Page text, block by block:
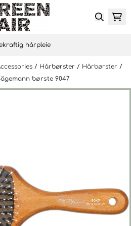
hårpleie
/ Hårbørster / Hårbørster /
børste 9047